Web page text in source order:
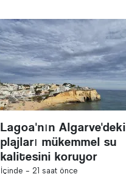
Lagoa'nın Algarve'deki
plajları mükemmel su
kalitesini koruyor
İçinde - 21 saat önce